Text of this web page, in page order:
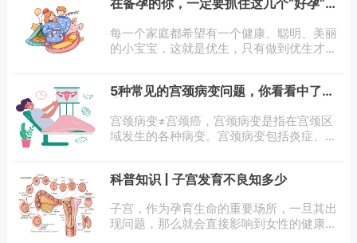
良、无法排出就会影响备孕的进程和结果。
在备孕的你，一定要抓住这几个“好孕”关
每一个家庭都希望有一个健康、聪明、美丽
的小宝宝，这就是优生，只有做到优生才谈
还是质量，一天中变化都很大，而在下午稍
5种常见的宫颈病变问题，你看看中了几
宫颈病变≠宫颈癌，宫颈病变是指在宫颈区
域发生的各种病变。宫颈病变包括炎症、损
宫颈病变临床表现主要为5个：
科普知识 | 子宫发育不良知多少
子宫，作为孕育生命的重要场所，一旦其出
现问题，那么就会直接影响到女性的健康和